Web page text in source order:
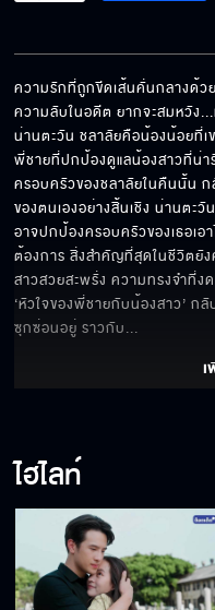
พี่อ
อย
ถึ
เ
ถ้
ตอ
ความรักที่ถูกขีดเส้นคั่นกลางด้
ความลับในอดีต ยากจะสมหวัง...
น่านตะวัน ชลาลัยคือน้องน้อยที่เ
พี่ชายที่ปกป้องดูแลน้องสาวที่น่
ครอบครัวของชลาลัยในคืนนั้น
ของตนเองอย่างสิ้นเชิง น่านตะ
อาจปกป้องครอบครัวของเธอเ
ต้องการ สิ่งสำคัญที่สุดในชีวิตยั
สาวสวยสะพรั่ง ความทรงจำที่ง
‘หัวใจของพี่ชายกับน้องสาว’ ก
ซุกซ่อนอยู่ ราวกับ...
ไฮไลท์